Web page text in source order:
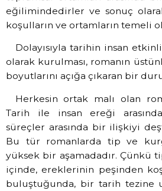
eğilimindedirler ve sonuç
koşulların ve ortamların temeli
Dolayısıyla tarihin insan
olarak kurulması, romanın
boyutlarını açığa çıkaran bir
Herkesin ortak malı olan
Tarih ile insan ereği
süreçler arasında bir ilişkiyi
Bu tür romanlarda tip ve
yüksek bir aşamadadır. Çünkü
içinde, ereklerinin peşinden
buluştuğunda, bir tarih tezine